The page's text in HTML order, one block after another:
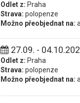
Odlet z: Praha
Strava: polopenze
Možno přeobjednat na:
27.09. -
Odlet z: Praha
Strava: polopenze
Možno přeobjednat na: